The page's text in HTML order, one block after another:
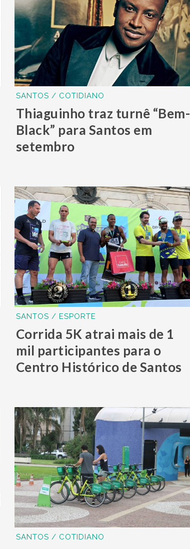
SANTOS / COTIDIANO
Thiaguinho traz turnê “Bem-
Black” para Santos em
setembro
SANTOS / ESPORTE
Corrida 5K atrai mais de 1
mil participantes para o
Centro Histórico de Santos
SANTOS / COTIDIANO